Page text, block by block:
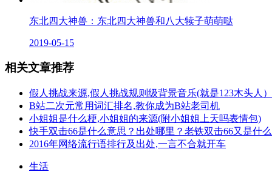
东北四大神兽：东北四大神兽和八大犊子萌萌哒
2019-05-15
相关文章推荐
假人挑战来源,假人挑战规则级背景音乐(就是123木头人）
B站二次元常用词汇排名,教你成为B站老司机
小姐姐是什么梗,小姐姐的来源(附小姐姐上天吗表情包)
快手双击66是什么意思？出处哪里？老铁双击66又是什么
2016年网络流行语排行及出处,一言不合就开车
生活